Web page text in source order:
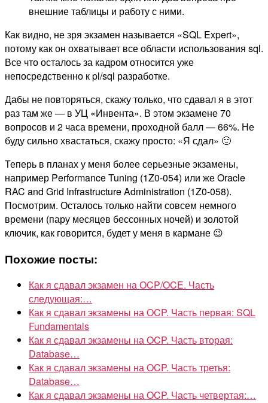
внешние таблицы и работу с ними.
Как видно, не зря экзамен называется «SQL Expert»,
потому как он охватывает все области использования sql.
Все что осталось за кадром относится уже
непосредственно к pl/sql разработке.
Дабы не повторяться, скажу только, что сдавал я в этот
раз там же — в УЦ «Инвента». В этом экзамене 70
вопросов и 2 часа времени, проходной балл — 66%. Не
буду сильно хвастаться, скажу просто: «Я сдал» 🙂
Теперь в планах у меня более серьезные экзамены,
например Performance Tuning (1Z0-054) или же Oracle
RAC and Grid Infrastructure Administration (1Z0-058).
Посмотрим. Осталось только найти совсем немного
времени (пару месяцев бессонных ночей) и золотой
ключик, как говорится, будет у меня в кармане 😉
Похожие посты:
Как я сдавал экзамен на OCP/OCE. Часть
следующая:…
Как я сдавал экзамены на OCP. Часть первая: SQL
Fundamentals
Как я сдавал экзамены на OCP. Часть вторая:
Database…
Как я сдавал экзамены на OCP. Часть третья:
Database…
Как я сдавал экзамены на OCP. Часть четвертая:…